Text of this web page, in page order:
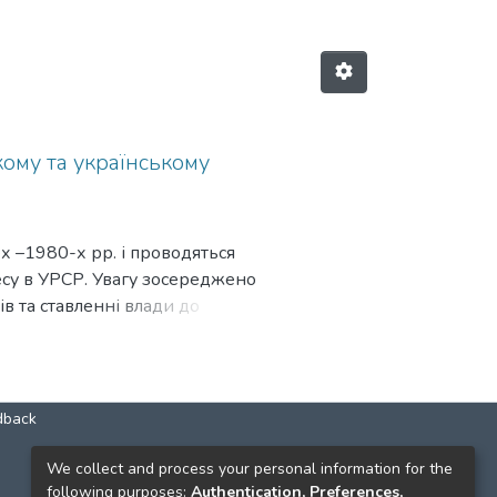
та українському
–1980-х рр. і проводяться
в УРСР. Увагу зосереджено
та ставленні влади до
КОНТАКТИ
We collect and process your personal information for the
following purposes: Authentication, Preferences,